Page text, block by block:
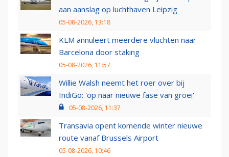
aan aanslag op luchthaven Leipzig
05-08-2026, 13:18
KLM annuleert meerdere vluchten naar
Barcelona door staking
05-08-2026, 11:57
Willie Walsh neemt het roer over bij
IndiGo: 'op naar nieuwe fase van groei'
05-08-2026, 11:37
Transavia opent komende winter nieuwe
route vanaf Brussels Airport
05-08-2026, 10:46